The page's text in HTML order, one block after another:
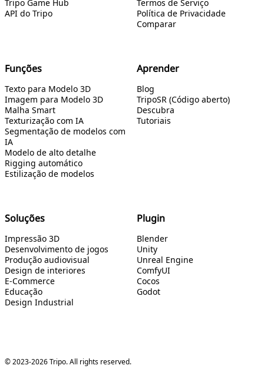
Tripo Game Hub
API do Tripo
Termos de Serviço
Política de Privacidade
Comparar
Funções
Texto para Modelo 3D
Imagem para Modelo 3D
Malha Smart
Texturização com IA
Segmentação de modelos com
IA
Modelo de alto detalhe
Rigging automático
Estilização de modelos
Aprender
Blog
TripoSR (Código aberto)
Descubra
Tutoriais
Soluções
Impressão 3D
Desenvolvimento de jogos
Produção audiovisual
Design de interiores
E-Commerce
Educação
Design Industrial
Plugin
Blender
Unity
Unreal Engine
ComfyUI
Cocos
Godot
© 2023-2026 Tripo. All rights reserved.